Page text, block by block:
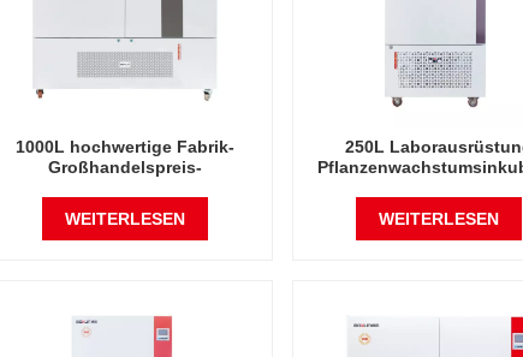
1000L hochwertige Fabrik-
Großhandelspreis-
WEITERLESEN
250L
WEITERLESEN